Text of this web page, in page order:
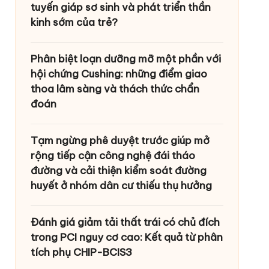
tuyến giáp sơ sinh và phát triển thần
kinh sớm của trẻ?
Phân biệt loạn dưỡng mỡ một phần với
hội chứng Cushing: những điểm giao
thoa lâm sàng và thách thức chẩn
đoán
Tạm ngừng phê duyệt trước giúp mở
rộng tiếp cận công nghệ đái tháo
đường và cải thiện kiểm soát đường
huyết ở nhóm dân cư thiếu thụ hưởng
Đánh giá giảm tải thất trái có chủ đích
trong PCI nguy cơ cao: Kết quả từ phân
tích phụ CHIP-BCIS3